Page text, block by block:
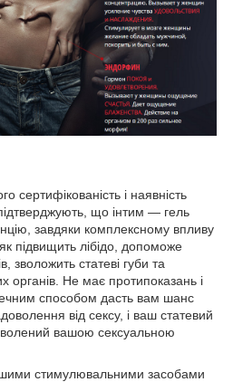
сертифікованість і наявність
що інтим — гель
завдяки комплексному впливу
підвищить лібідо, допоможе
зволожить статеві губи та
органів. Не має протипоказань і
способом дасть вам шанс
від сексу, і ваш статевий
вашою сексуальною
стимулювальними засобами